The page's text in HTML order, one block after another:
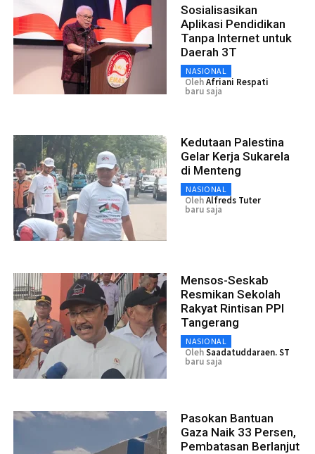
Sosialisasikan
Aplikasi Pendidikan
Tanpa Internet untuk
Daerah 3T
NASIONAL
OlehAfriani Respati
baru saja
Kedutaan Palestina
Gelar Kerja Sukarela
di Menteng
NASIONAL
OlehAlfreds Tuter
baru saja
Mensos-Seskab
Resmikan Sekolah
Rakyat Rintisan PPI
Tangerang
NASIONAL
OlehSaadatuddaraen. ST
baru saja
Pasokan Bantuan
Gaza Naik 33 Persen,
Pembatasan Berlanjut